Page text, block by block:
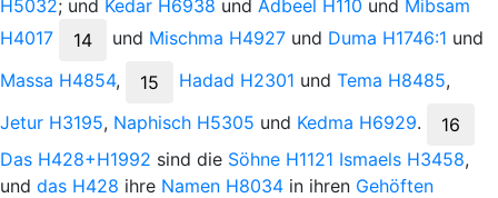
H5032; und Kedar H6938 und Adbeel H110 und Mibsam
H4017
14 und Mischma H4927 und Duma H1746:1 und
Massa H4854, 15 Hadad H2301 und Tema H8485,
Jetur H3195, Naphisch H5305 und Kedma H6929.
16
Das H428+H1992 sind die Söhne H1121 Ismaels H3458,
und das H428 ihre Namen H8034 in ihren Gehöften